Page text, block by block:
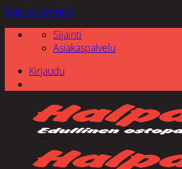
Skip to content
Sijainti
Asiakaspalvelu
Kirjaudu